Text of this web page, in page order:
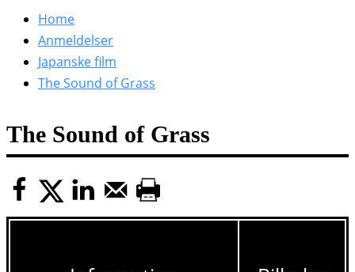
Home
Anmeldelser
Japanske film
The Sound of Grass
The Sound of Grass